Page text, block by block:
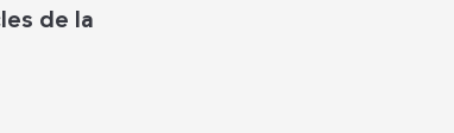
de la